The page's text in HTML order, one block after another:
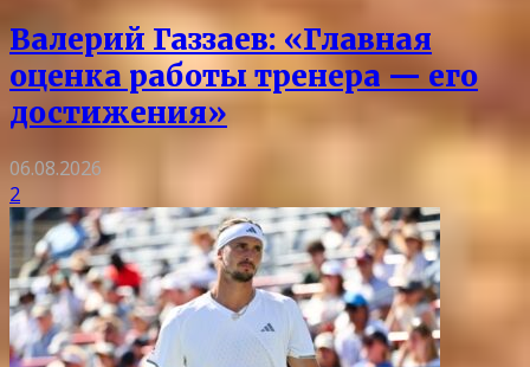
Валерий Газзаев: «Главная
оценка работы тренера — его
достижения»
06.08.2026
2